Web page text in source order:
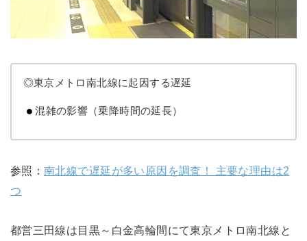
◎東京メトロ南北線に起因する遅延
混雑の影響（乗降時間の延長）
参照：南北線で遅延が多い原因を調査！ 主要な理由は2
つ
都営三田線は目黒～白金高輪間にて東京メトロ南北線と